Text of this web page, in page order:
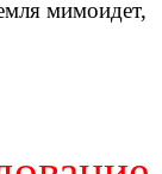
мимоидет,